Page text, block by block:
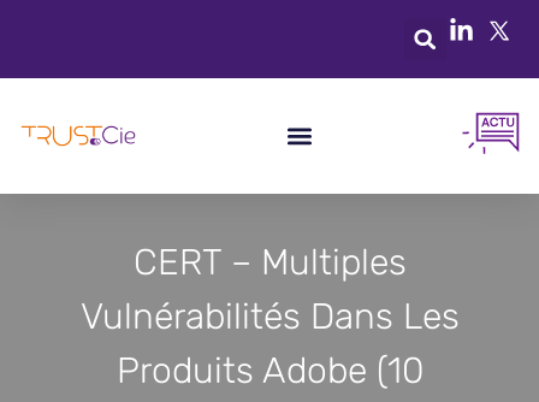
CERT – Multiples
Vulnérabilités Dans Les
Produits Adobe (10